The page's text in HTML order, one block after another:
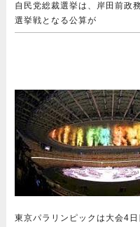
自民党総裁選挙は、岸田前政
選挙戦となる公算が
東京パラリンピックは大会4日